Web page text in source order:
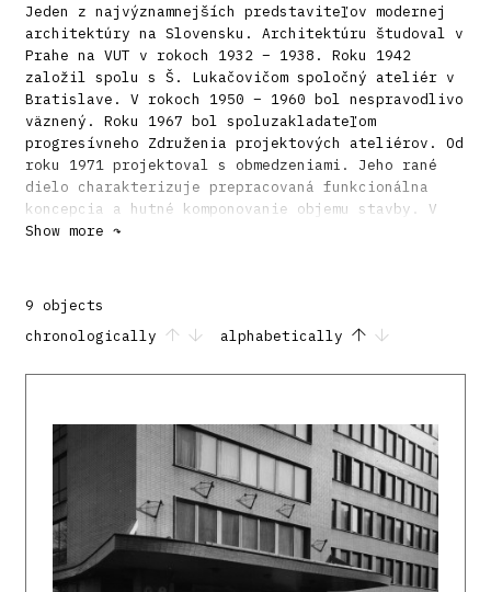
Jeden z najvýznamnejších predstaviteľov modernej
architektúry na Slovensku. Architektúru študoval v
Prahe na VUT v rokoch 1932 – 1938. Roku 1942
založil spolu s Š. Lukačovičom spoločný ateliér v
Bratislave. V rokoch 1950 – 1960 bol nespravodlivo
väznený. Roku 1967 bol spoluzakladateľom
progresívneho Združenia projektových ateliérov. Od
roku 1971 projektoval s obmedzeniami. Jeho rané
dielo charakterizuje prepracovaná funkcionálna
koncepcia a hutné komponovanie objemu stavby. V
šesťdesiatych rokoch sa priklonil k ľahkej
Show more ↷
9 objects
chronologically
alphabetically